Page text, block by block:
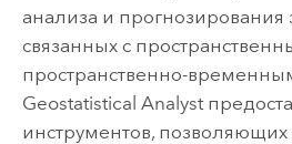
анализа и прогнозирования
связанных с
пространственно-
Geostatistical Analyst
инструментов, позволяющих